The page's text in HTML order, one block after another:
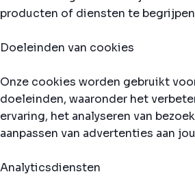
producten of diensten te
Doeleinden van cookies
Onze cookies worden gebruikt
doeleinden, waaronder het
ervaring, het analyseren van
aanpassen van advertenties aan
Analyticsdiensten